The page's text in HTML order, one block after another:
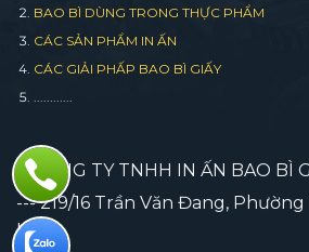
BAO BÌ DÙNG TRONG THỰC PHẨM
CÁC SẢN PHẨM IN ẤN
CÁC GIẢI PHẤP BAO BÌ GIẤY
............
CÔNG TY TNHH IN ẤN BAO BÌ
--- 219/16 Trần Văn Đang, Phường
HCM